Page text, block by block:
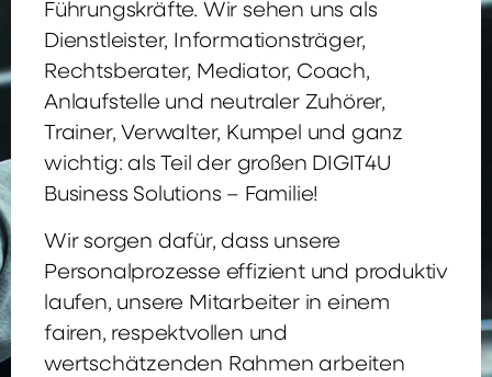
Führungskräfte. Wir sehen uns als
Dienstleister, Informationsträger,
Rechtsberater, Mediator, Coach,
Anlaufstelle und neutraler Zuhörer,
Trainer, Verwalter, Kumpel und ganz
wichtig: als Teil der großen DIGIT4U
Business Solutions – Familie!
Wir sorgen dafür, dass unsere
Personalprozesse effizient und produktiv
laufen, unsere Mitarbeiter in einem
fairen, respektvollen und
wertschätzenden Rahmen arbeiten